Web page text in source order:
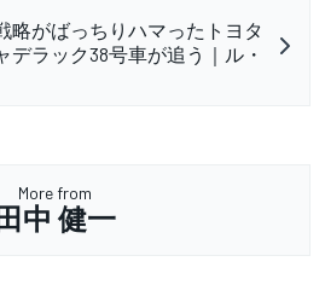
略がばっちりハマったトヨタ
デラック38号車が追う｜ル・
More from
中 健一